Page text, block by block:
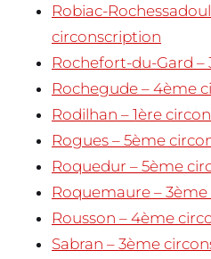
Robiac-
circonscription
Rochefort-du-Gard
Rochegude – 4ème
Rodilhan – 1ère
Rogues – 5ème
Roquedur – 5ème
Roquemaure –
Rousson – 4ème
Sabran – 3ème